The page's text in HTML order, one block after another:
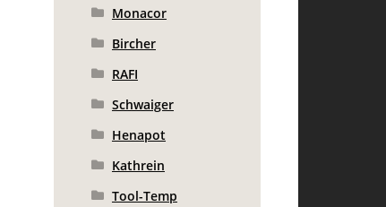
Monacor
Bircher
RAFI
Schwaiger
Henapot
Kathrein
Tool-Temp